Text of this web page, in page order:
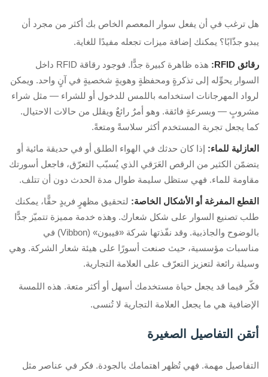
هل ترغب في أن يفعل سوار المعصم الخاص بك أكثر من مجرد أن
يبدو جذّابًا؟ يمكنك إضافة ميزات تجعله مفيدًا للغاية.
رقائق RFID:
هذه ظاهرة كبيرة جدًّا. فوجود رقاقة RFID داخل
السوار يحوِّله إلى تذكرةٍ ومحفظةٍ وهويةٍ شخصيةٍ في آنٍ واحد. ويمكن
لرواد المهرجانات استخدامه باللمس للدخول أو للشراء — مثل شراء
مشروبٍ — وبسرعةٍ فائقة. وهو أمرٌ رائعٌ ويقلل من حالات الاحتيال.
كما يجعل تجربة المستخدم أكثر سلاسةً ومتعةً.
العازلية للماء: إذا كان حدثك في الهواء الطلق أو في حديقة مائية أو
يتضمّن الكثير من الرقص العَرَقي الذي يُسبّب التعرّق، فاجعل أسورتك
مقاومة للماء. فهي ستظل سليمة طوال مدة الحدث دون أن تتلف.
القطع المفرغة أو الأشكال الخاصة: لتحقيق مظهرٍ فريدٍ حقًّا، يمكنك
طلب تصنيع السوار على شكل شعارك. وهذه خدمة مميزة تتميّز جدًّا
بالوضوح والجاذبية. وقد نفّذتها شركة «فيبون» (Vibbon) في
مناسبات مؤسسية، حيث صنعت أسورًا على هيئة شعار الشركة. وهي
وسيلة رائعة لتعزيز التعرّف على العلامة التجارية.
فكّر فيما قد يجعل حياة مستخدمك أسهل أو أكثر متعة. هذه اللمسة
الإضافية هي ما يجعل العلامة التجارية لا تُنسى.
أتقن التفاصيل الصغيرة
التفاصيل مهمة. فهي تُظهر اهتمامك بالجودة. فكر في عناصر مثل